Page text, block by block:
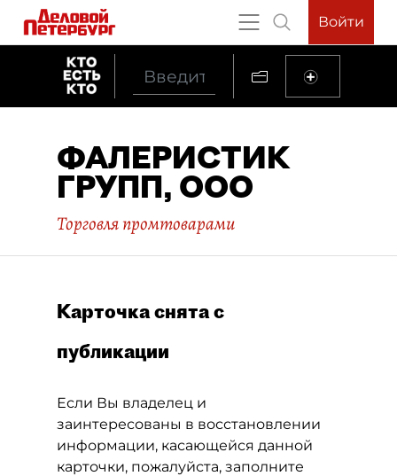
Войти
ФАЛЕРИСТИК
ГРУПП, ООО
Торговля промтоварами
Карточка снята с
публикации
Если Вы владелец и
заинтересованы в восстановлении
информации, касающейся данной
карточки, пожалуйста, заполните